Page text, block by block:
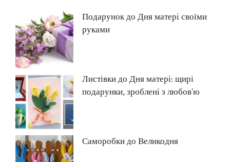
Подарунок до Дня матері своїми
руками
Листівки до Дня матері: щирі
подарунки, зроблені з любов’ю
Саморобки до Великодня